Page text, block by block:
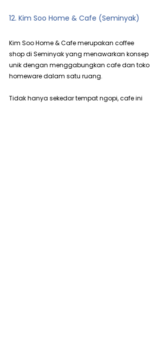
12. Kim Soo Home & Cafe (Seminyak)
Kim Soo Home & Cafe merupakan coffee
shop di Seminyak yang menawarkan konsep
unik dengan menggabungkan cafe dan toko
homeware dalam satu ruang.
Tidak hanya sekedar tempat ngopi, cafe ini